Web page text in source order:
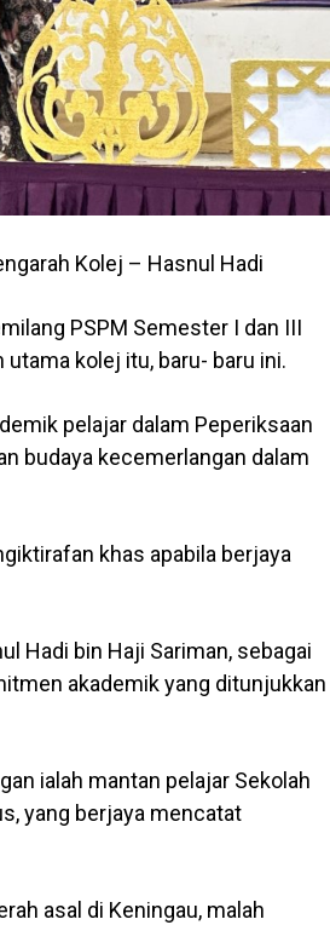
Kolej – Hasnul Hadi
PSPM Semester I dan III
kolej itu, baru- baru ini.
pelajar dalam Peperiksaan
budaya kecemerlangan dalam
khas apabila berjaya
Hadi bin Haji Sariman, sebagai
akademik yang ditunjukkan
ialah mantan pelajar Sekolah
yang berjaya mencatat
asal di Keningau, malah